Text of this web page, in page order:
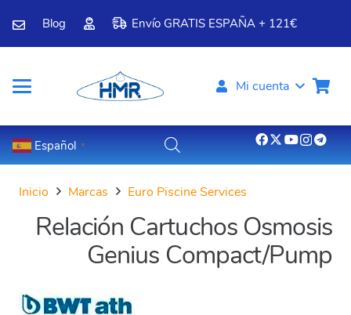
Blog Envío GRATIS ESPAÑA + 121€
Mi cuenta
Español ▼
Inicio Marcas Euro Piscine Services
Relación Cartuchos Osmosis
Genius Compact/Pump